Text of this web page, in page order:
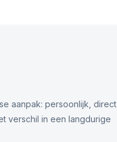
aanpak: persoonlijk, direct
verschil in een langdurige